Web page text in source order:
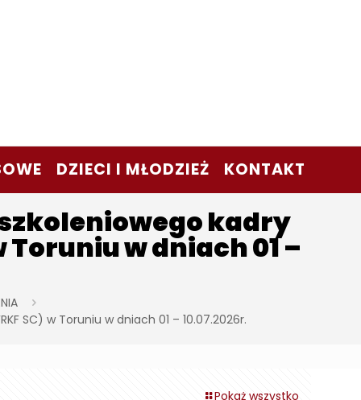
DZIECI I MŁODZIEŻ KONTAKT
kadry
w dniach 01 –
SC) w Toruniu w dniach 01 – 10.07.2026r.
Pokaż wszystko